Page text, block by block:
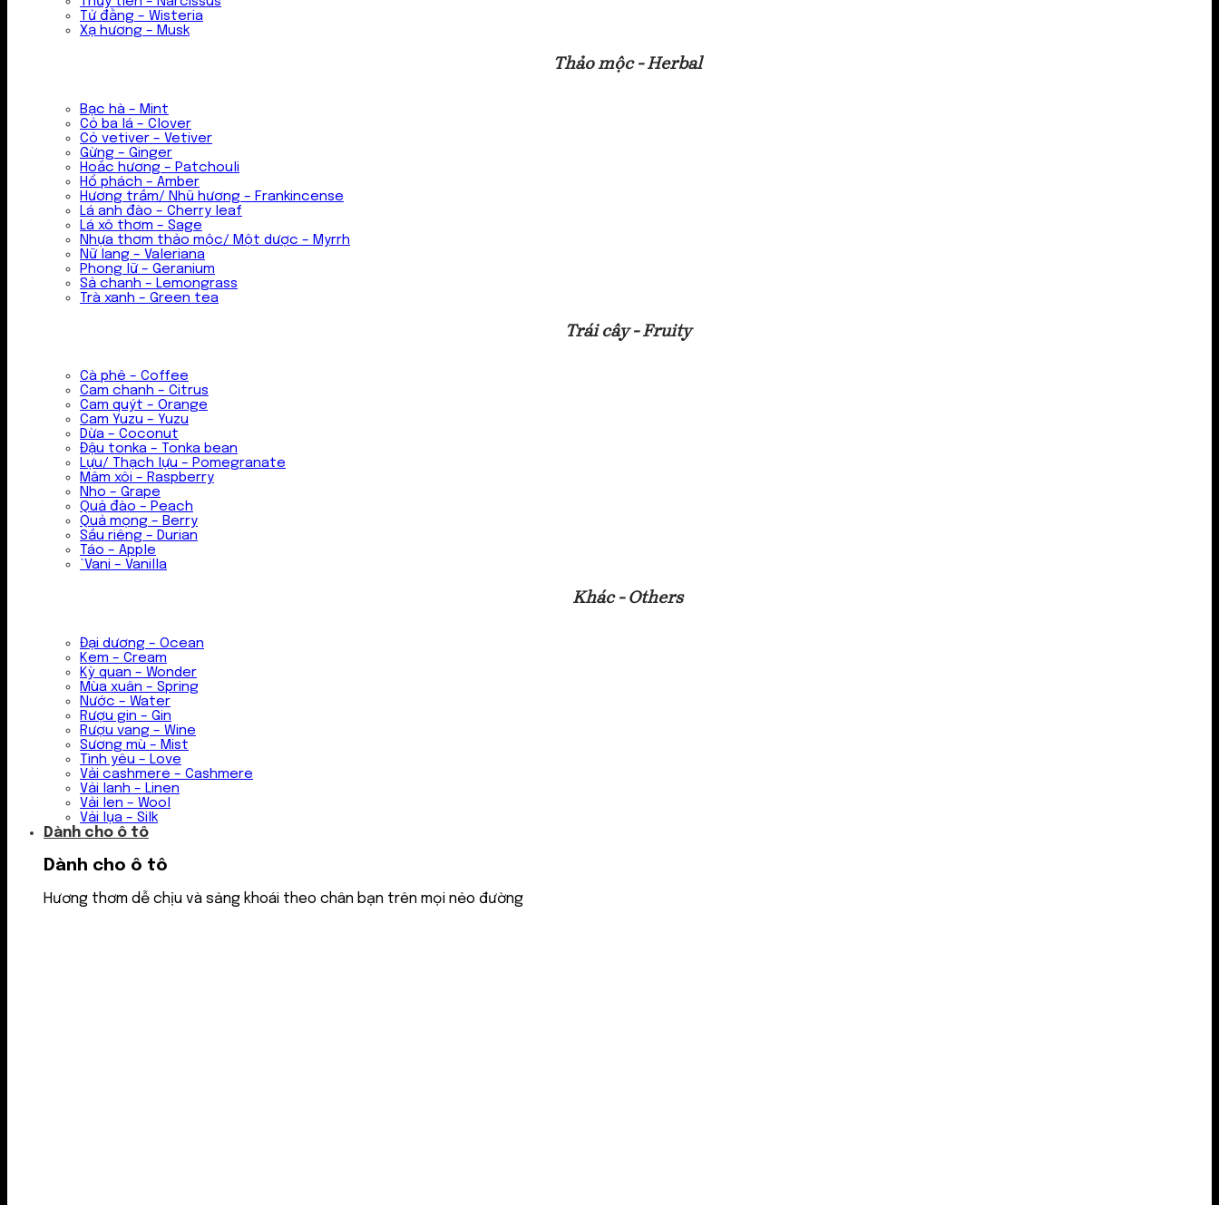
Tử đằng – Wisteria
Xạ hương – Musk
Thảo mộc - Herbal
Bạc hà – Mint
Cỏ ba lá – Clover
Cỏ vetiver – Vetiver
Gừng – Ginger
Hoắc hương – Patchouli
Hổ phách – Amber
Hương trầm/ Nhũ hương – Frankincense
Lá anh đào – Cherry leaf
Lá xô thơm – Sage
Nhựa thơm thảo mộc/ Một dược – Myrrh
Nữ lang – Valeriana
Phong lữ – Geranium
Sả chanh – Lemongrass
Trà xanh – Green tea
Trái cây - Fruity
Cà phê – Coffee
Cam chanh – Citrus
Cam quýt – Orange
Cam Yuzu – Yuzu
Dừa – Coconut
Đậu tonka – Tonka bean
Lựu/ Thạch lựu – Pomegranate
Mâm xôi – Raspberry
Nho – Grape
Quả đào – Peach
Quả mọng – Berry
Sầu riêng – Durian
Táo – Apple
`Vani – Vanilla
Khác - Others
Đại dương – Ocean
Kem – Cream
Kỳ quan – Wonder
Mùa xuân – Spring
Nước – Water
Rượu gin – Gin
Rượu vang – Wine
Sương mù – Mist
Tình yêu – Love
Vải cashmere – Cashmere
Vải lanh – Linen
Vải len – Wool
Vải lụa – Silk
Dành cho ô tô
Dành cho ô tô
Hương thơm dễ chịu và sảng khoái theo chân bạn trên mọi nẻo đường